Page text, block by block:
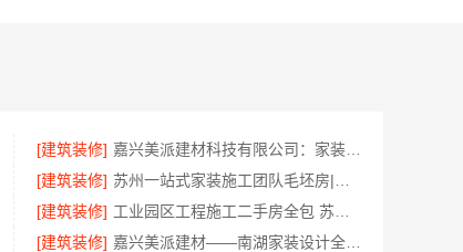
[建筑装修]
嘉兴美派建材科技有限公司：家装装修环保材料靠谱商家
[建筑装修]
[建筑装修]
工业园区工程施工二手房全包 苏州兔哥哥智装新材料
[建筑装修]
嘉兴美派建材——南湖家装设计全包环保材料推荐